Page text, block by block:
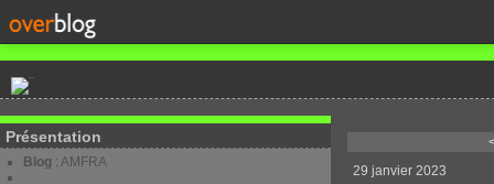
Présentation
Blog : AMFRA
29 janvier 2023